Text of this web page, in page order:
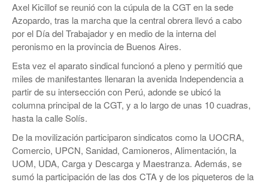
JUDICIALES
ELLAS
TECNO
VIDEOS
Axel Kicillof se reunió con la cúpula de la CGT en la sede
Azopardo, tras la marcha que la central obrera llevó a cabo
por el Día del Trabajador y en medio de la interna del
peronismo en la provincia de Buenos Aires.
Esta vez el aparato sindical funcionó a pleno y permitió que
miles de manifestantes llenaran la avenida Independencia a
partir de su intersección con Perú, adonde se ubicó la
columna principal de la CGT, y a lo largo de unas 10 cuadras,
hasta la calle Solís.
De la movilización participaron sindicatos como la UOCRA,
Comercio, UPCN, Sanidad, Camioneros, Alimentación, la
UOM, UDA, Carga y Descarga y Maestranza. Además, se
sumó la participación de las dos CTA y de los piqueteros de la